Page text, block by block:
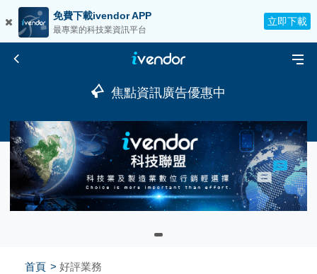
免費下載ivendor APP
最專業的科技業資訊平台
立即下載
焦點資訊廣告優惠中
首頁 好評業務